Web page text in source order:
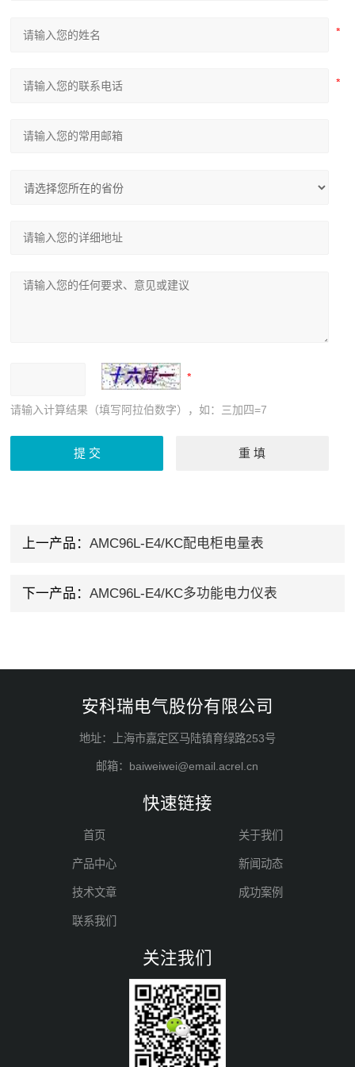
请输入计算结果（填写阿拉伯数字），如：三加四=7
上一产品： AMC96L-E4/KC配电柜电量表
下一产品： AMC96L-E4/KC多功能电力仪表
安科瑞电气股份有限公司
地址：上海市嘉定区马陆镇育绿路253号
邮箱：baiweiwei@email.acrel.cn
快速链接
首页 关于我们
产品中心 新闻动态
技术文章 成功案例
联系我们
关注我们